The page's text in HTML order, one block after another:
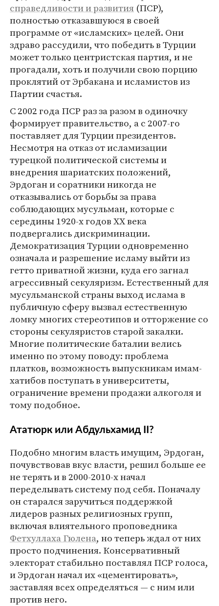
справедливости и развития (ПСР),
полностью отказавшуюся в своей
программе от «исламских» целей. Они
здраво рассудили, что победить в Турции
может только центристская партия, и не
прогадали, хоть и получили свою порцию
проклятий от Эрбакана и исламистов из
Партии счастья.
С 2002 года ПСР раз за разом в одиночку
формирует правительство, а с 2007-го
поставляет для Турции президентов.
Несмотря на отказ от исламизации
турецкой политической системы и
внедрения шариатских положений,
Эрдоган и соратники никогда не
отказывались от борьбы за права
соблюдающих мусульман, которые с
середины 1920-х годов XX века
подвергались дискриминации.
Демократизация Турции одновременно
означала и разрешение исламу выйти из
гетто приватной жизни, куда его загнал
агрессивный секуляризм. Естественный для
мусульманской страны выход ислама в
публичную сферу вызвал естественную
ломку многих стереотипов и отторжение со
стороны секуляристов старой закалки.
Многие политические баталии велись
именно по этому поводу: проблема
платков, возможность выпускникам имам-
хатибов поступать в университеты,
ограничение времени продажи алкоголя и
тому подобное.
Ататюрк или Абдульхамид II?
Подобно многим власть имущим, Эрдоган,
почувствовав вкус власти, решил больше ее
не терять и в 2000-2010-х начал
переделывать систему под себя. Поначалу
он старался заручиться поддержкой
лидеров разных религиозных групп,
включая влиятельного проповедника
Фетхуллаха Гюлена, но теперь ждал от них
просто подчинения. Консервативный
электорат стабильно поставлял ПСР голоса,
и Эрдоган начал их «цементировать»,
заставляя всех определяться — с ним или
против него.